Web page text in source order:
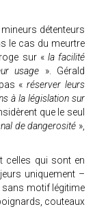
détenteurs
le cas du meurtre
sur «la facilité
usage ». Gérald
«réserver leurs
à la législation sur
que le seul
de dangerosité »,
celles qui sont en
uniquement –
sans motif légitime
couteaux